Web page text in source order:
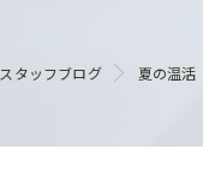
スタッフブログ 夏の温活